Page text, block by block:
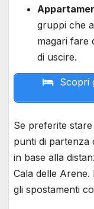
gruppi che
magari fare
di uscire.
Scopri
Se preferite
punti di partenza
in base alla
Cala delle
gli spostamenti